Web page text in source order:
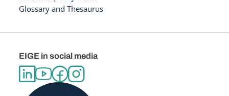
Glossary and Thesaurus
EIGE in social media